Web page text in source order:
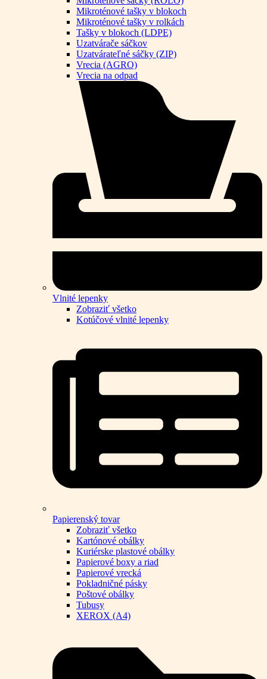
Mikroténové tašky v blokoch
Mikroténové tašky v rolkách
Tašky v blokoch (LDPE)
Uzatvárače sáčkov
Uzatvárateľné sáčky (ZIP)
Vrecia (AGRO)
Vrecia na odpad
Vlnité lepenky
Zobraziť všetko
Kotúčové vlnité lepenky
Papierenský tovar
Zobraziť všetko
Kartónové obálky
Kuriérske plastové obálky
Papierové boxy a riad
Papierové vrecká
Pokladničné pásky
Poštové obálky
Tubusy
XEROX (A4)